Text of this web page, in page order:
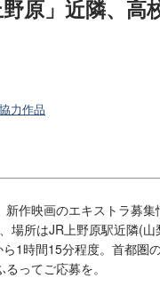
原」近隣、高
協力作品
映画のエキストラ募集
所はJR上野原駅近隣(山
1時間15分程度。首都圏
ってご応募を。